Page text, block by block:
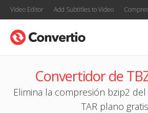
Video Editor Add Subtitles to Video
Convertidor de
Elimina la compresión bzip2
TAR plano gratis